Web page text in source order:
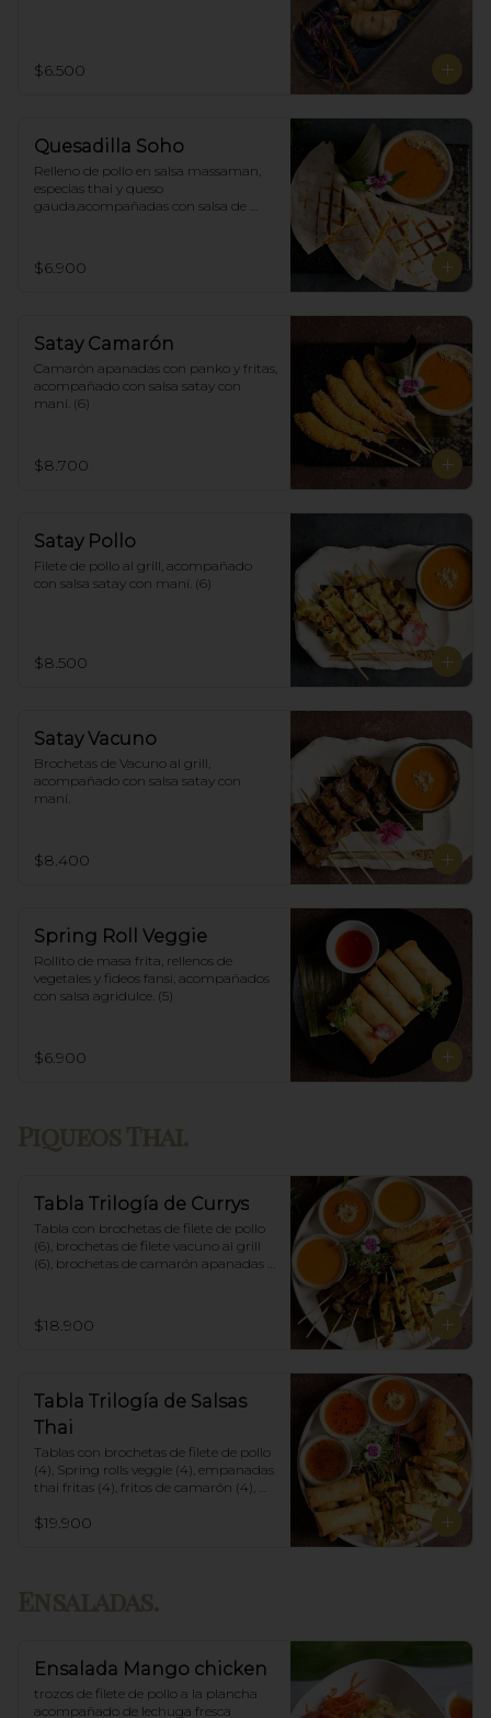
$6.500
Quesadilla Soho
Relleno de pollo en salsa massaman,
especias thai y queso
gauda,acompañadas con salsa de
$6.900
Satay Camarón
Camarón apanadas con panko y fritas,
acompañado con salsa satay con
maní. (6)
$8.700
Satay Pollo
Filete de pollo al grill, acompañado
con salsa satay con maní. (6)
$8.500
Satay Vacuno
Brochetas de Vacuno al grill,
acompañado con salsa satay con
maní.
$8.400
Spring Roll Veggie
Rollito de masa frita, rellenos de
vegetales y fideos fansi, acompañados
con salsa agridulce. (5)
$6.900
Tabla Trilogía de Currys
Tabla con brochetas de filete de pollo
(6), brochetas de filete vacuno al grill
(6), brochetas de camarón apanadas
amarillo.
$18.900
Tabla Trilogía de Salsas
Thai
Tablas con brochetas de filete de pollo
(4), Spring rolls veggie (4), empanadas
thai fritas (4), fritos de camarón (4),
Salsa de Maní y Soja spicy.
$19.900
Ensaladas.
Ensalada Mango chicken
trozos de filete de pollo a la plancha
acompañado de lechuga fresca